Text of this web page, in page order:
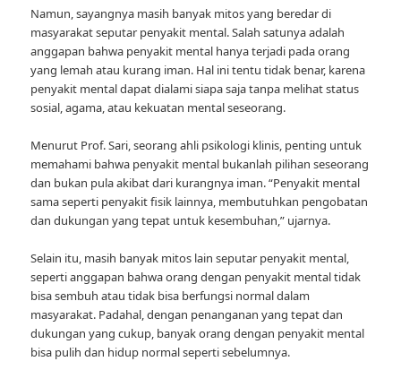
Namun, sayangnya masih banyak mitos yang beredar di
masyarakat seputar penyakit mental. Salah satunya adalah
anggapan bahwa penyakit mental hanya terjadi pada orang
yang lemah atau kurang iman. Hal ini tentu tidak benar, karena
penyakit mental dapat dialami siapa saja tanpa melihat status
sosial, agama, atau kekuatan mental seseorang.
Menurut Prof. Sari, seorang ahli psikologi klinis, penting untuk
memahami bahwa penyakit mental bukanlah pilihan seseorang
dan bukan pula akibat dari kurangnya iman. “Penyakit mental
sama seperti penyakit fisik lainnya, membutuhkan pengobatan
dan dukungan yang tepat untuk kesembuhan,” ujarnya.
Selain itu, masih banyak mitos lain seputar penyakit mental,
seperti anggapan bahwa orang dengan penyakit mental tidak
bisa sembuh atau tidak bisa berfungsi normal dalam
masyarakat. Padahal, dengan penanganan yang tepat dan
dukungan yang cukup, banyak orang dengan penyakit mental
bisa pulih dan hidup normal seperti sebelumnya.